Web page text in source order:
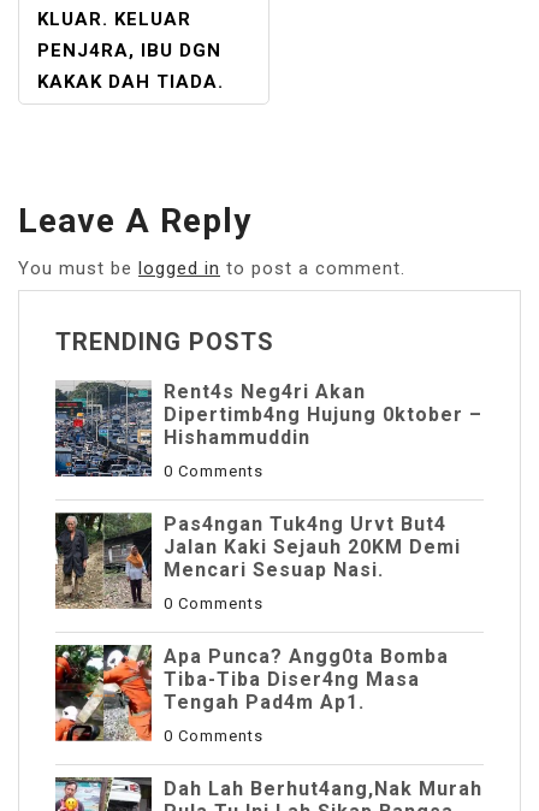
KLUAR. KELUAR
PENJ4RA, IBU DGN
KAKAK DAH TIADA.
Leave A Reply
You must be logged in to post a comment.
TRENDING POSTS
Rent4s Neg4ri Akan
Dipertimb4ng Hujung 0ktober –
Hishammuddin
0 Comments
Pas4ngan Tuk4ng Urvt But4
JaIan Kaki Sejauh 20KM Demi
Mencari Sesuap Nasi.
0 Comments
Apa Punca? Angg0ta Bomba
Tiba-Tiba Diser4ng Masa
Tengah Pad4m Ap1.
0 Comments
Dah Lah Berhut4ang,Nak Murah